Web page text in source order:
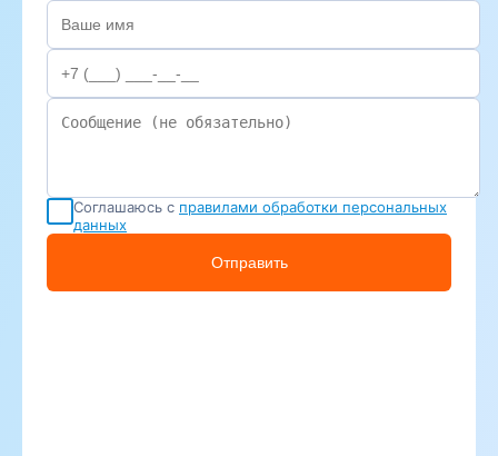
Соглашаюсь с правилами обработки персональных
данных
Отправить